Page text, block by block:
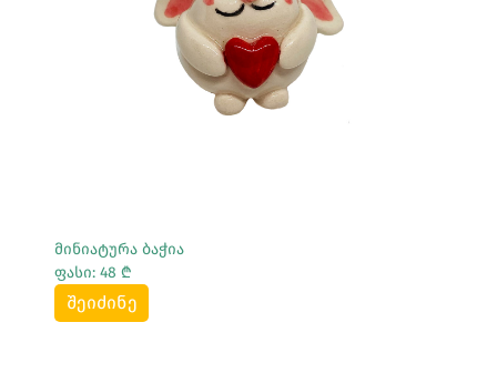
Სრულად Ნახვა
მინიატურა ბაჭია
ფასი: 48 ₾
შეიძინე